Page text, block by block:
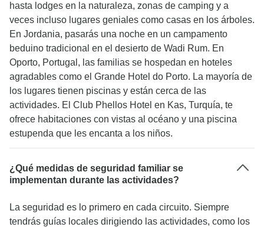
hasta lodges en la naturaleza, zonas de camping y a
veces incluso lugares geniales como casas en los árboles.
En Jordania, pasarás una noche en un campamento
beduino tradicional en el desierto de Wadi Rum. En
Oporto, Portugal, las familias se hospedan en hoteles
agradables como el Grande Hotel do Porto. La mayoría de
los lugares tienen piscinas y están cerca de las
actividades. El Club Phellos Hotel en Kas, Turquía, te
ofrece habitaciones con vistas al océano y una piscina
estupenda que les encanta a los niños.
¿Qué medidas de seguridad familiar se
implementan durante las actividades?
La seguridad es lo primero en cada circuito. Siempre
tendrás guías locales dirigiendo las actividades, como los